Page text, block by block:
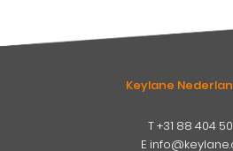
Keylane
T+31 88 404
E